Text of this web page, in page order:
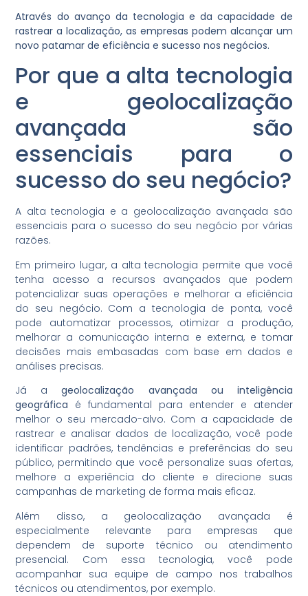
Através do avanço da tecnologia e da capacidade de
rastrear a localização, as empresas podem alcançar um
novo patamar de eficiência e sucesso nos negócios.
Por que a alta tecnologia
e geolocalização
avançada são
essenciais para o
sucesso do seu negócio?
A alta tecnologia e a geolocalização avançada são
essenciais para o sucesso do seu negócio por várias
razões.
Em primeiro lugar, a alta tecnologia permite que você
tenha acesso a recursos avançados que podem
potencializar suas operações e melhorar a eficiência
do seu negócio. Com a tecnologia de ponta, você
pode automatizar processos, otimizar a produção,
melhorar a comunicação interna e externa, e tomar
decisões mais embasadas com base em dados e
análises precisas.
Já ageolocalização avançada ou inteligência
geográfica é fundamental para entender e atender
melhor o seu mercado-alvo. Com a capacidade de
rastrear e analisar dados de localização, você pode
identificar padrões, tendências e preferências do seu
público, permitindo que você personalize suas ofertas,
melhore a experiência do cliente e direcione suas
campanhas de marketing de forma mais eficaz.
Além disso, a geolocalização avançada é
especialmente relevante para empresas que
dependem de suporte técnico ou atendimento
presencial. Com essa tecnologia, você pode
acompanhar sua equipe de campo nos trabalhos
técnicos ou atendimentos, por exemplo.